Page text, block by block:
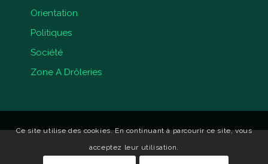
Orientation
Politiques
Société
Zone A Drôleries
Ce site utilise des cookies. En continuant à parcourir ce site, vous
acceptez leur utilisation.